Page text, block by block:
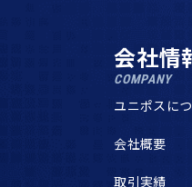
会社情
COMPANY
ユニポスに
会社概要
取引実績